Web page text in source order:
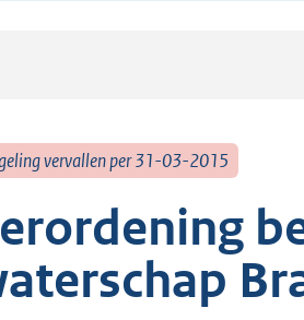
vervallen per 31-03-2015